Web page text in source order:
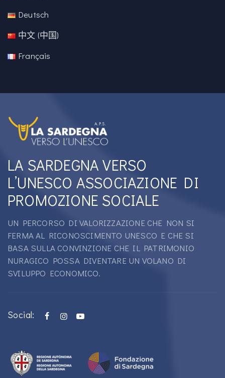
Deutsch
中文 (中国)
Français
LA SARDEGNA VERSO
L’UNESCO ASSOCIAZIONE DI
PROMOZIONE SOCIALE
UN PERCORSO DI VALORIZZAZIONE CHE NON SI
FERMA AL RICONOSCIMENTO UNESCO E CHE SI
BASA SULLA CONVINZIONE CHE IL PATRIMONIO
NURAGICO POSSA DIVENTARE UN VOLANO DI
SVILUPPO ECONOMICO.
Social: